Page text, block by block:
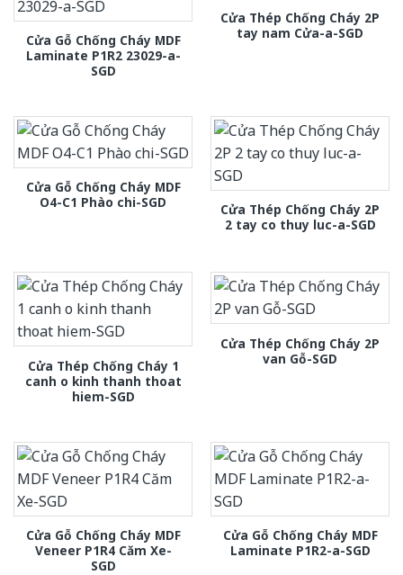
Cửa Gỗ Chống Cháy MDF
Laminate P1R2 23029-a-
SGD
Cửa Thép Chống Cháy 2P
tay nam Cửa-a-SGD
Cửa Gỗ Chống Cháy MDF
O4-C1 Phào chi-SGD
Cửa Thép Chống Cháy 2P
2 tay co thuy luc-a-SGD
Cửa Thép Chống Cháy 1
canh o kinh thanh thoat
hiem-SGD
Cửa Thép Chống Cháy 2P
van Gỗ-SGD
Cửa Gỗ Chống Cháy MDF
Veneer P1R4 Căm Xe-
SGD
Cửa Gỗ Chống Cháy MDF
Laminate P1R2-a-SGD